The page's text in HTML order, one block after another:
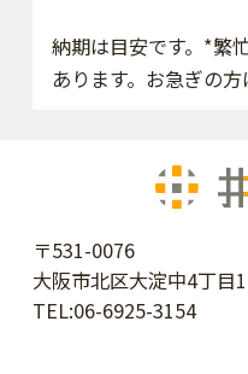
納期は目安です。*繁
あります。お急ぎの
〒531-0076
大阪市北区大淀中4丁目
TEL:06-6925-3154